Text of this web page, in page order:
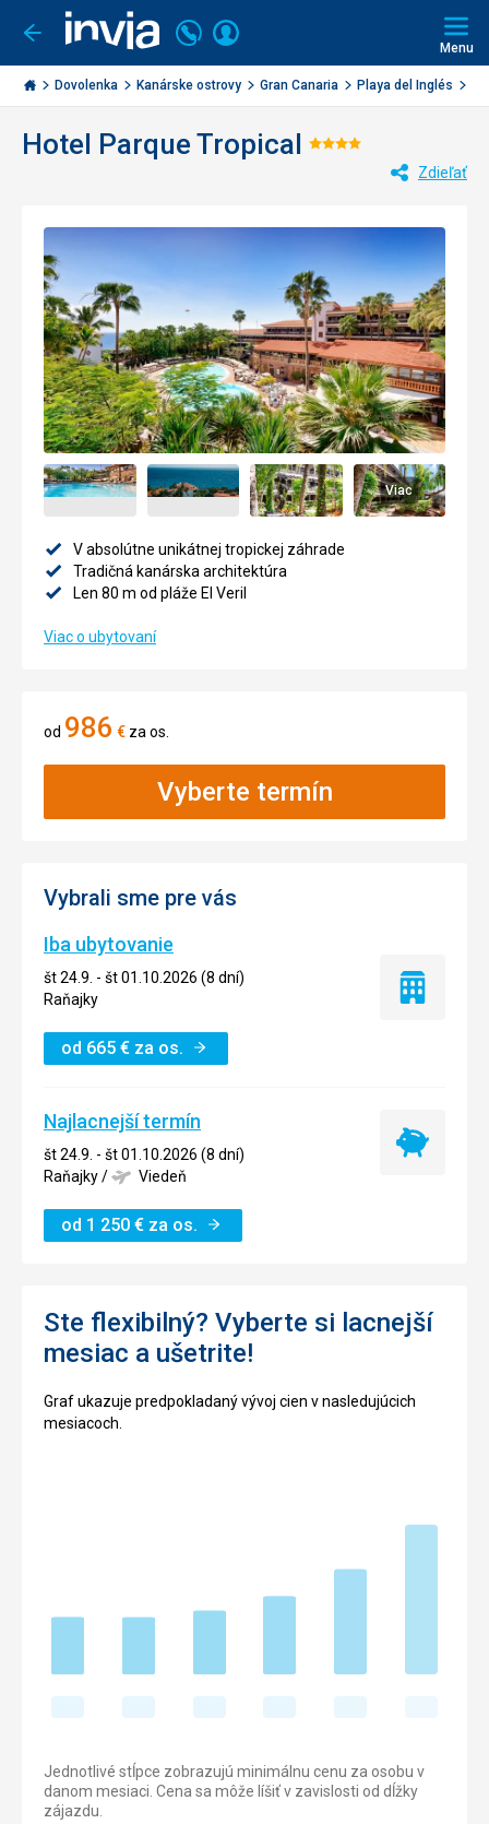
Ísť
späť
Invia.sk
Volajte
+421
2
3221
Prihlásiť
Menu
Dovolenka Kanárske ostrovy Gran Canaria Playa del Inglés
Hotel Parque Tropical Hodnotenie:
Zdieľať
Viac
V absolútne unikátnej tropickej záhrade
Tradičná kanárska architektúra
Len 80 m od pláže El Veril
Viac o ubytovaní
od 986 € za os.
Vyberte termín
Vybrali sme pre vás
Iba ubytovanie
št 24.9. - št 01.10.2026 (8 dní)
Raňajky
od 665 € za os.
Iba
Najlacnejší termín
št 24.9. - št 01.10.2026 (8 dní)
Raňajky/ Viedeň
od 1 250 € za os.
Najlacnejší
Ste flexibilný? Vyberte si lacnejší
mesiac a ušetrite!
Graf ukazuje predpokladaný vývoj cien v nasledujúcich
mesiacoch.
Jednotlivé stĺpce zobrazujú minimálnu cenu za osobu v
danom mesiaci. Cena sa môže líšiť v zavislosti od dĺžky
zájazdu.